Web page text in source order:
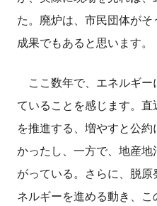
た。廃炉は、市民団体が
成果でもあると思います。
ここ数年で、エネルギー
ていることを感じます。
を推進する、増やすと公
かったし、一方で、地産
がっている。さらに、脱
ネルギーを進める動き、